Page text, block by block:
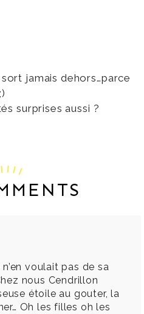
jamais dehors…parce
surprises aussi ?
voulait pas de sa
nous Cendrillon
étoile au gouter, la
Oh les filles oh les